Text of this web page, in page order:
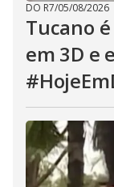
DO R7/05/08/2026
Tucano
em 3D e